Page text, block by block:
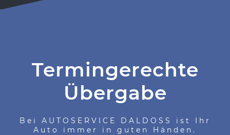
Termingerechte
Übergabe
Bei AUTOSERVICE DALDOSS ist Ihr
Auto immer in guten Händen.